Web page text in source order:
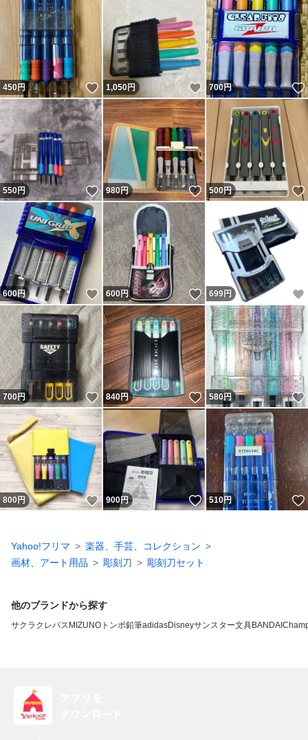
450円 いいね！
1,050円 いいね！
700円
550円 いいね！
980円 いいね！
500円
600円 いいね！
600円 いいね！
699円
700円 いいね！
840円 いいね！
580円
800円 いいね！
900円 いいね！
510円
Yahoo!フリマ
楽器、手芸、コレクション
画材、アート用品
彫刻刀 彫刻刀セット
他のブランドから探す
サクラクレパス MIZUNO トンボ鉛筆adidasDisneyサンスター文具BANDAI